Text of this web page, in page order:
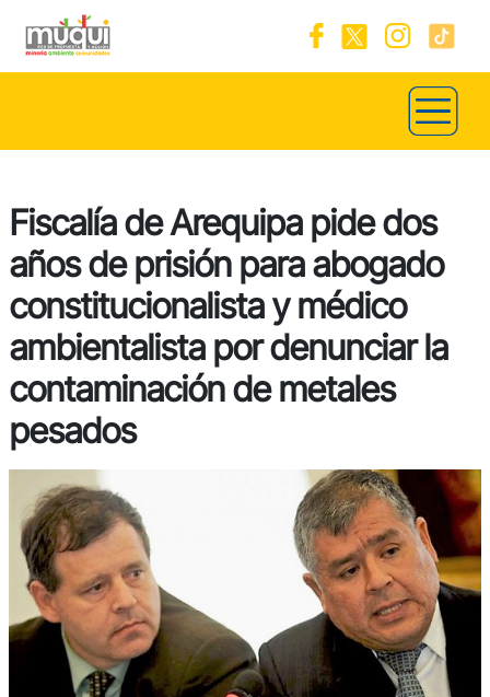
Fiscalía de Arequipa pide dos
años de prisión para abogado
constitucionalista y médico
ambientalista por denunciar la
contaminación de metales
pesados